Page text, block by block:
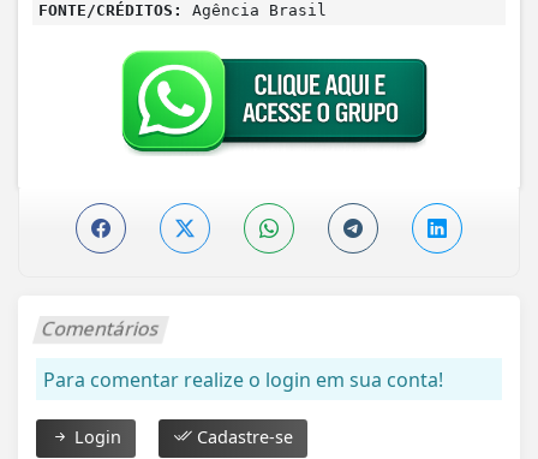
FONTE/CRÉDITOS: Agência Brasil
Comentários
Para comentar realize o login em sua conta!
Login Cadastre-se